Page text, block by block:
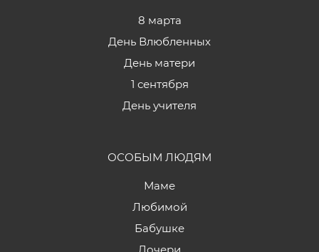
8 марта
День Влюбленных
День матери
1 сентября
День учителя
ОСОБЫМ ЛЮДЯМ
Маме
Любимой
Бабушке